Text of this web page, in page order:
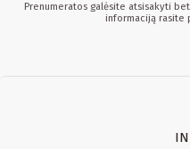
Prenumeratos galėsite atsisakyti
informaciją rasite